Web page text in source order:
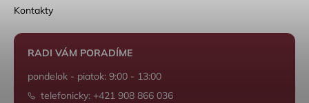
Kontakty
RADI VÁM PORADÍME
pondelok - piatok: 9:00 - 13:00
telefonicky: +421 908 866 036